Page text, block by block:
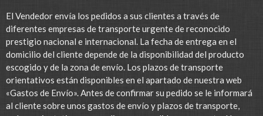
El Vendedor envía los pedidos a sus clientes a través de
diferentes empresas de transporte urgente de reconocido
prestigio nacional e internacional. La fecha de entrega en el
domicilio del cliente depende de la disponibilidad del producto
escogido y de la zona de envío. Los plazos de transporte
orientativos están disponibles en el apartado de nuestra web
«Gastos de Envío». Antes de confirmar su pedido se le informará
al cliente sobre unos gastos de envío y plazos de transporte,